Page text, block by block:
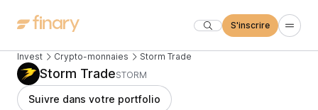
S'inscrire
Invest Crypto-monnaies Storm Trade
Storm TradeSTORM
Suivre dans votre portfolio